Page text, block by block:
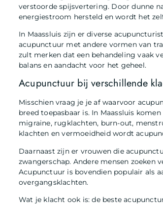
verstoorde spijsvertering. Door dunne
energiestroom hersteld en wordt het
In Maassluis zijn er diverse
acupunctuur met andere vormen van
zult merken dat een behandeling vaak
balans en aandacht voor het geheel.
Acupunctuur bij verschillende
Misschien vraag je je af waarvoor
breed toepasbaar is. In Maassluis
migraine, rugklachten, burn-out,
klachten en vermoeidheid wordt
Daarnaast zijn er vrouwen die
zwangerschap. Andere mensen
Acupunctuur is bovendien populair als
overgangsklachten.
Wat je klacht ook is: de beste